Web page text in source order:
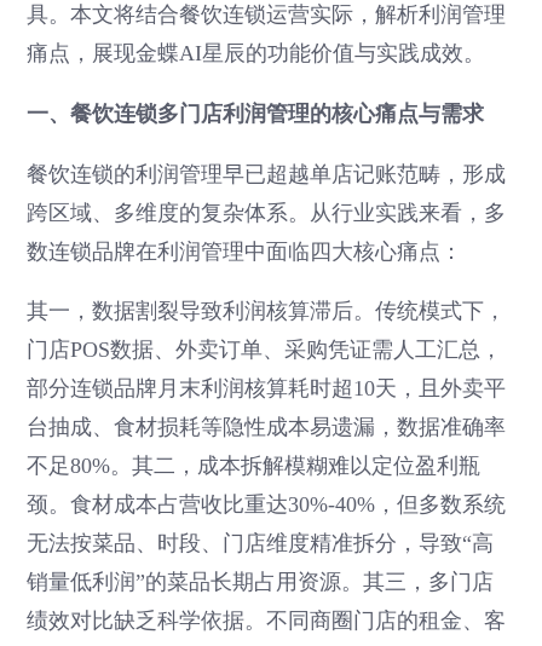
具。本文将结合餐饮连锁运营实际，解析利润管理
痛点，展现金蝶AI星辰的功能价值与实践成效。
一、餐饮连锁多门店利润管理的核心痛点与需求
餐饮连锁的利润管理早已超越单店记账范畴，形成
跨区域、多维度的复杂体系。从行业实践来看，多
数连锁品牌在利润管理中面临四大核心痛点：
其一，数据割裂导致利润核算滞后。传统模式下，
门店POS数据、外卖订单、采购凭证需人工汇总，
部分连锁品牌月末利润核算耗时超10天，且外卖平
台抽成、食材损耗等隐性成本易遗漏，数据准确率
不足80%。其二，成本拆解模糊难以定位盈利瓶
颈。食材成本占营收比重达30%-40%，但多数系统
无法按菜品、时段、门店维度精准拆分，导致“高
销量低利润”的菜品长期占用资源。其三，多门店
绩效对比缺乏科学依据。不同商圈门店的租金、客